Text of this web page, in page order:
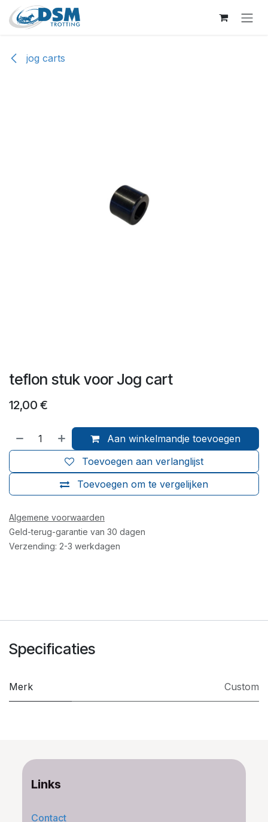
Overslaan naar inhoud
jog carts
teflon stuk voor Jog cart
12,00 €
Aan winkelmandje toevoegen
Toevoegen om te vergelijken
Toevoegen aan verlanglijst
Algemene voorwaarden
Geld-terug-garantie van 30 dagen
Verzending: 2-3 werkdagen
Specificaties
Merk Custom
Links
Contact